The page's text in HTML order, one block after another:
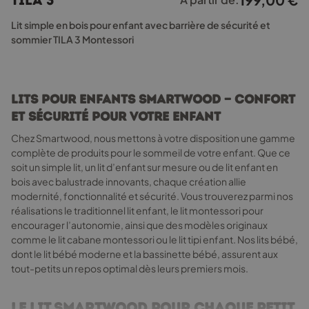
variations.
Les
options
sur
la
page
du
produit
Lit simple en bois pour enfant avec barrière de sécurité et
sommier TILA 3 Montessori
Lits pour enfants Smartwood — Confort
et sécurité pour votre enfant
Chez Smartwood, nous mettons à votre disposition une gamme
complète de produits pour le sommeil de votre enfant. Que ce
soit un simple lit, un lit d’enfant sur mesure ou de lit enfant en
bois avec balustrade innovants, chaque création allie
modernité, fonctionnalité et sécurité. Vous trouverez parmi nos
réalisations le traditionnel lit enfant, le lit montessori pour
encourager l’autonomie, ainsi que des modèles originaux
comme le lit cabane montessori ou le lit tipi enfant. Nos lits bébé,
dont le lit bébé moderne et la bassinette bébé, assurent aux
tout-petits un repos optimal dès leurs premiers mois.